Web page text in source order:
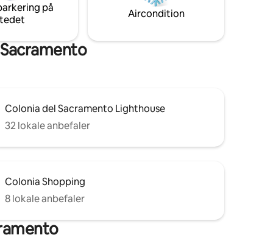
på
Aircondition
Colonia del Sacramento Lighthouse
32 lokale anbefaler
Colonia Shopping
8 lokale anbefaler